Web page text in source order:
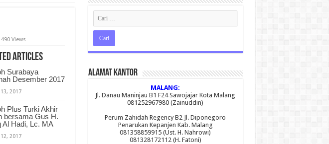
490 Views
Articles
Surabaya
Desember 2017
2017
Plus Turki Akhir
bersama Gus H.
Al Hadi, Lc. MA
2017
Alamat Kantor
MALANG:
Jl. Danau Maninjau B1 F24 Sawojajar Kota Malang
081252967980 (Zainuddin)
Perum Zahidah Regency B2 Jl. Diponegoro
Penarukan Kepanjen Kab. Malang
081358859915 (Ust. H. Nahrowi)
081328172112 (H. Fatoni)